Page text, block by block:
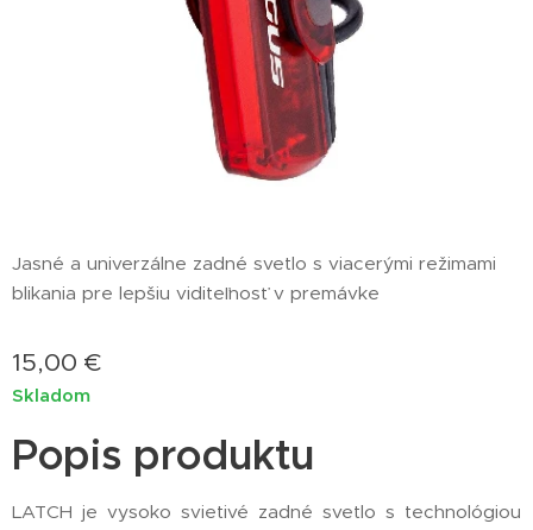
Jasné a univerzálne zadné svetlo s viacerými režimami
blikania pre lepšiu viditeľnosť v premávke
15,00 €
Skladom
Popis produktu
LATCH je vysoko svietivé zadné svetlo s technológiou